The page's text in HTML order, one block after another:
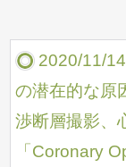
2020/11/
の潜在的な原
渉断層撮影、
「Coronary